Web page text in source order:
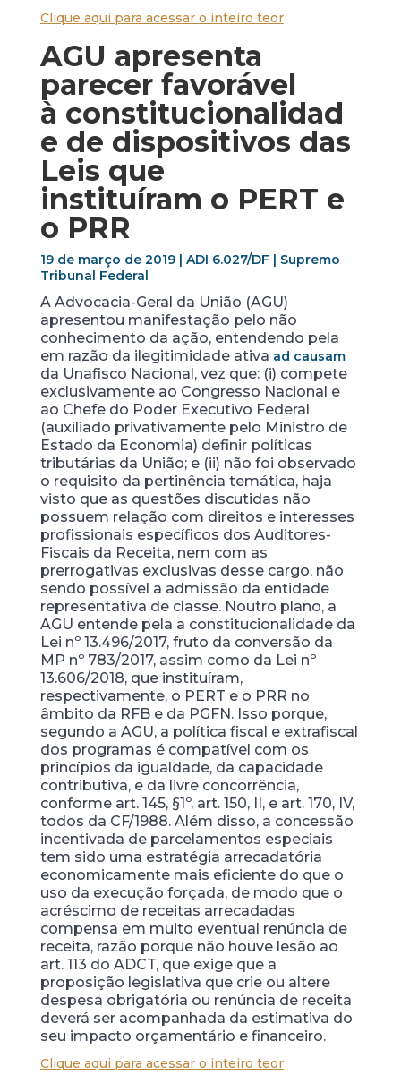
Clique aqui para acessar o inteiro teor
AGU apresenta
parecer favorável
à constitucionalidad
e de dispositivos das
Leis que
instituíram o PERT e
o PRR
19 de março de 2019 | ADI 6.027/DF | Supremo
Tribunal Federal
A Advocacia-Geral da União (AGU)
apresentou manifestação pelo não
conhecimento da ação, entendendo pela
em razão da ilegitimidade ativa ad causam
da Unafisco Nacional, vez que: (i) compete
exclusivamente ao Congresso Nacional e
ao Chefe do Poder Executivo Federal
(auxiliado privativamente pelo Ministro de
Estado da Economia) definir políticas
tributárias da União; e (ii) não foi observado
o requisito da pertinência temática, haja
visto que as questões discutidas não
possuem relação com direitos e interesses
profissionais específicos dos Auditores-
Fiscais da Receita, nem com as
prerrogativas exclusivas desse cargo, não
sendo possível a admissão da entidade
representativa de classe. Noutro plano, a
AGU entende pela a constitucionalidade da
Lei nº 13.496/2017, fruto da conversão da
MP nº 783/2017, assim como da Lei nº
13.606/2018, que instituíram,
respectivamente, o PERT e o PRR no
âmbito da RFB e da PGFN. Isso porque,
segundo a AGU, a política fiscal e extrafiscal
dos programas é compatível com os
princípios da igualdade, da capacidade
contributiva, e da livre concorrência,
conforme art. 145, §1º, art. 150, II, e art. 170, IV,
todos da CF/1988. Além disso, a concessão
incentivada de parcelamentos especiais
tem sido uma estratégia arrecadatória
economicamente mais eficiente do que o
uso da execução forçada, de modo que o
acréscimo de receitas arrecadadas
compensa em muito eventual renúncia de
receita, razão porque não houve lesão ao
art. 113 do ADCT, que exige que a
proposição legislativa que crie ou altere
despesa obrigatória ou renúncia de receita
deverá ser acompanhada da estimativa do
seu impacto orçamentário e financeiro.
Clique aqui para acessar o inteiro teor